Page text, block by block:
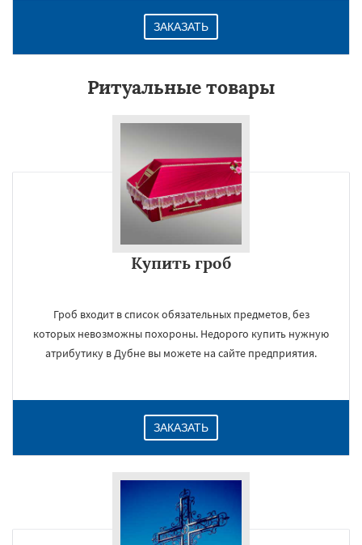
ЗАКАЗАТЬ
Ритуальные товары
Купить гроб
Гроб входит в список обязательных предметов, без
которых невозможны похороны. Недорого купить нужную
атрибутику в Дубне вы можете на сайте предприятия.
ЗАКАЗАТЬ